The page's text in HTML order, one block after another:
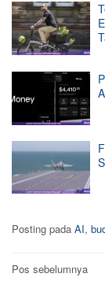
Posting pada AI,
Navigasi
Pos sebelumnya